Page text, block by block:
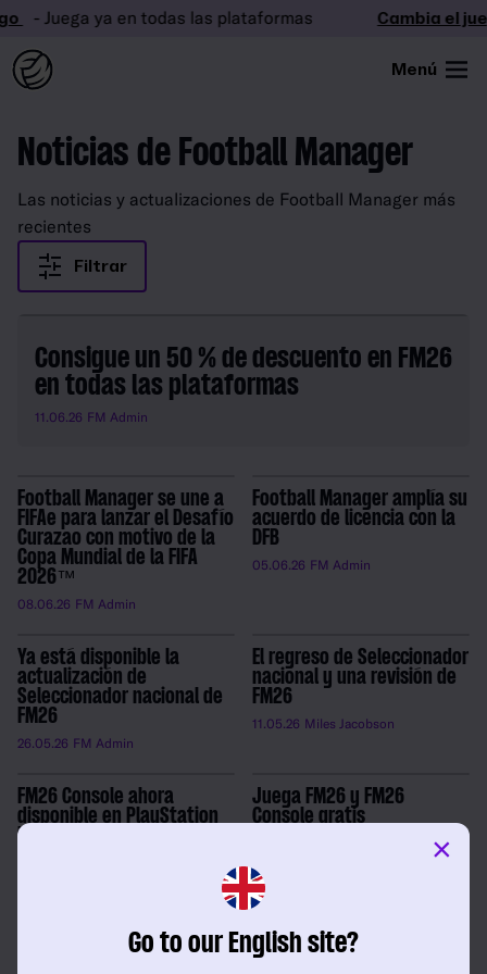
- Juega ya en todas las plataformas Cambia el
Menú
Noticias de Football Manager
Las noticias y actualizaciones de Football Manager más
recientes
Filtrar
Consigue un 50 % de descuento en FM26
en todas las plataformas
11.06.26 FM Admin
Football Manager se une a
FIFAe para lanzar el Desafío
Curazao con motivo de la
Copa Mundial de la FIFA
2026™
08.06.26 FM Admin
Football Manager amplía su
acuerdo de licencia con la
DFB
05.06.26 FM Admin
Ya está disponible la
actualización de
Seleccionador nacional de
FM26
26.05.26 FM Admin
El regreso de Seleccionador
nacional y una revisión de
FM26
11.05.26 Miles Jacobson
FM26 Console ahora
disponible en PlayStation
Plus
Juega FM26 y FM26
Console gratis
FM26 y FM26 Console ya disponibles en
Xbox Game Pass Premium
Go to our English site?
×